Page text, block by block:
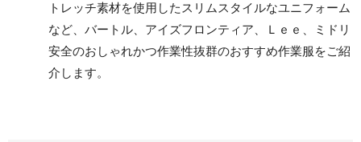
レディース作業着
ブルゾン
シャツ
トレッチ素材を使用したスリムスタイルなユニフォーム
など、バートル、アイズフロンティア、Ｌｅｅ、ミドリ
安全のおしゃれかつ作業性抜群のおすすめ作業服をご紹
介します。